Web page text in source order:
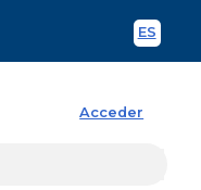
ES
Acceder